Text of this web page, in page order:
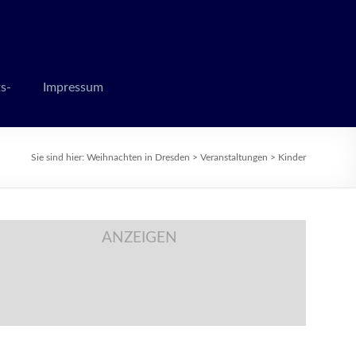
Impressum
Sie sind hier: Weihnachten in Dresden > Veranstaltungen > Kinder
ANZEIGEN